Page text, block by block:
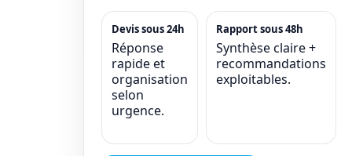
Devis sous 24h
Réponse
rapide et
organisation
selon
urgence.
Rapport sous 48h
Synthèse claire +
recommandations
exploitables.